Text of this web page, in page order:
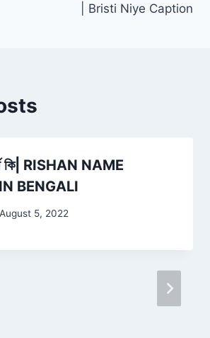
| Bristi Niye Caption
কি| RISHAN NAME
BENGALI
August 5, 2022